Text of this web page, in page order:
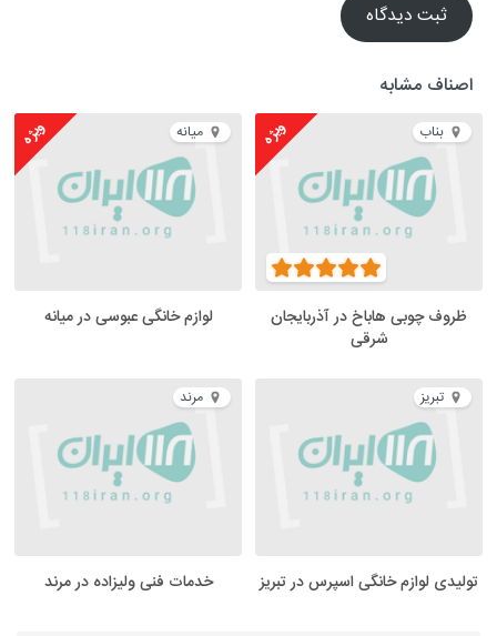
ثبت دیدگاه
اصناف مشابه
بناب ویژه
ظروف چوبی هاباخ در آذربایجان
شرقی
میانه ویژه
لوازم خانگی عبوسی در میانه
تبریز
تولیدی لوازم خانگی اسپرس در تبریز
مرند
خدمات فنی ولیزاده در مرند